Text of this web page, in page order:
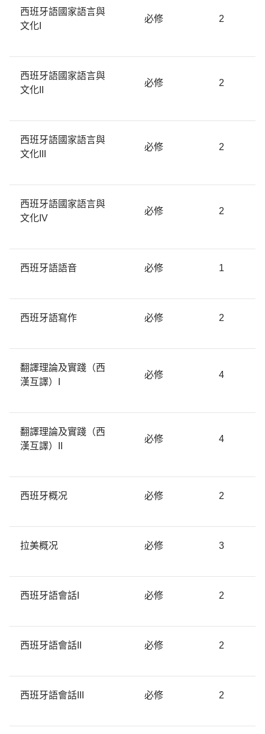
西班牙語國家語言與
文化I
必修 2
西班牙語國家語言與
文化II
必修 2
西班牙語國家語言與
文化III
必修 2
西班牙語國家語言與
文化IV
必修 2
西班牙語語音 必修 1
西班牙語寫作 必修 2
翻譯理論及實踐（西
漢互譯）I
必修 4
翻譯理論及實踐（西
漢互譯）II
必修 4
西班牙概况 必修 2
拉美概况 必修 3
西班牙語會話I 必修 2
西班牙語會話II 必修 2
西班牙語會話III 必修 2